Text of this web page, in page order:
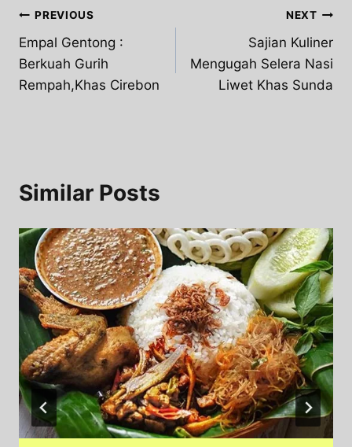
Post
navigation
PREVIOUS
Empal Gentong :
Berkuah Gurih
Rempah,Khas Cirebon
NEXT
Sajian Kuliner
Mengugah Selera Nasi
Liwet Khas Sunda
Similar Posts